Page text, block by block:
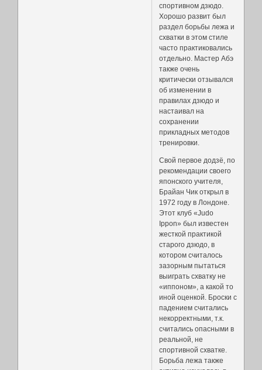
спортивном дзюдо.
Хорошо развит был
раздел борьбы лежа и
схватки в этом стиле
часто практиковались
отдельно. Мастер Абэ
также очень
критически отзывался
об изменении в
правилах дзюдо и
настаивал на
сохранении
прикладных методов
тренировки.
Свой первое додзё, по
рекомендации своего
японского учителя,
Брайан Чик открыл в
1972 году в Лондоне.
Этот клуб «Judo
Ippon» был известен
жесткой практикой
старого дзюдо, в
котором считалось
зазорным пытаться
выиграть схватку не
«иппоном», а какой то
иной оценкой. Броски с
падением считались
некорректными, т.к.
считались опасными в
реальной, не
спортивной схватке.
Борьба лежа также